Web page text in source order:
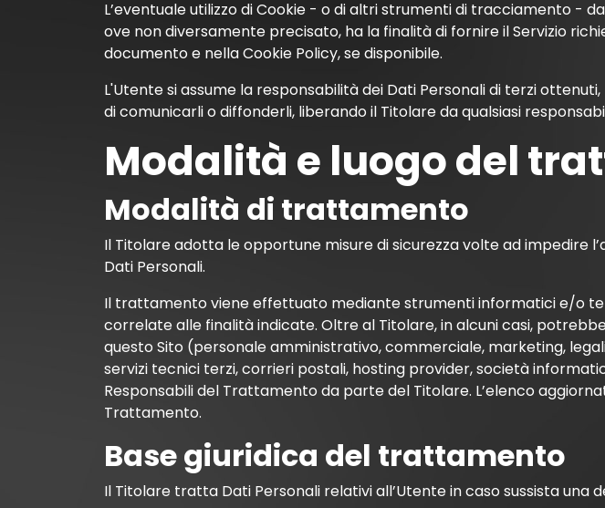
L’eventuale utilizzo di Cookie - o di altri strumenti di tracciamento -
ove non diversamente precisato, ha la finalità di fornire il Servizio
documento e nella Cookie Policy, se disponibile.
L'Utente si assume la responsabilità dei Dati Personali di terzi
di comunicarli o diffonderli, liberando il Titolare da qualsiasi
Modalità e luogo del
Modalità di trattamento
Il Titolare adotta le opportune misure di sicurezza volte ad impedire
Dati Personali.
Il trattamento viene effettuato mediante strumenti informatici e/o
correlate alle finalità indicate. Oltre al Titolare, in alcuni casi,
questo Sito (personale amministrativo, commerciale, marketing,
servizi tecnici terzi, corrieri postali, hosting provider, società
Responsabili del Trattamento da parte del Titolare. L’elenco
Trattamento.
Base giuridica del trattamento
Il Titolare tratta Dati Personali relativi all’Utente in caso sussista una